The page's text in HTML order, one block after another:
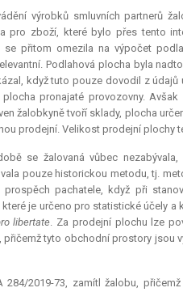
výrobků smluvních partnerů
pro zboží, které bylo přes tento
přitom omezila na výpočet
Podlahová plocha byla
když tuto pouze dovodil z údajů
pronajaté provozovny.
žalobkyně tvoří sklady, plocha
prodejní. Velikost prodejní plochy
se žalovaná vůbec
pouze historickou metodu, tj.
pachatele, když při
je určeno pro statistické účely
libertate. Za prodejní plochu lze
tyto obchodní prostory jsou
2019-73, zamítl žalobu,